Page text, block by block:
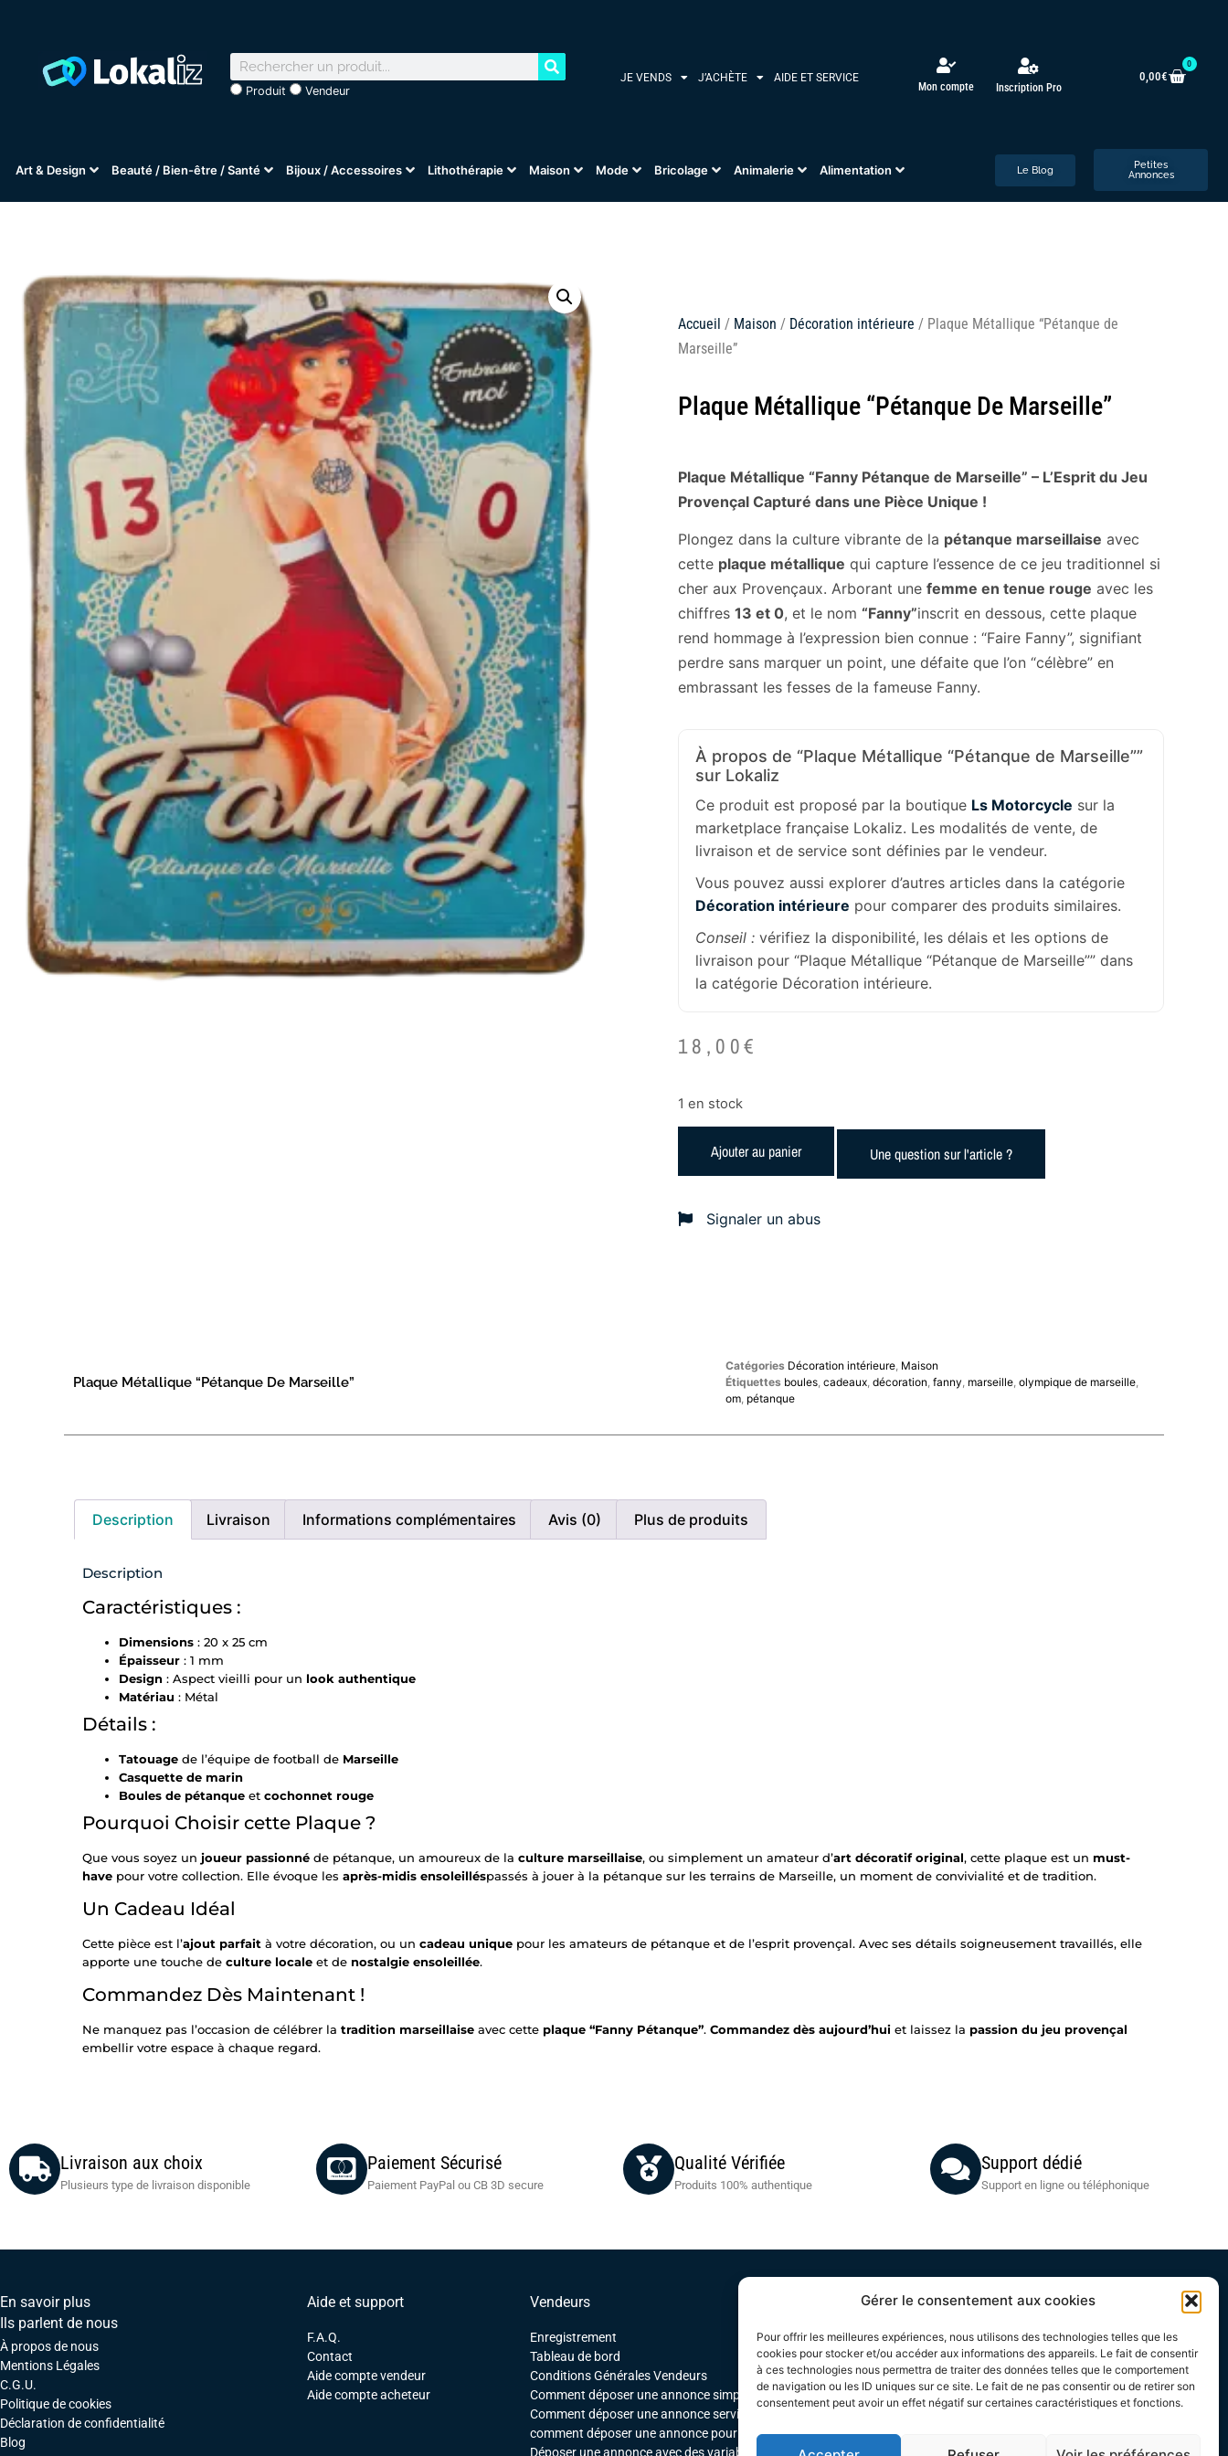
Gérer le consentement aux cookies
Pour offrir les meilleures expériences, nous utilisons des technologies telles que les
cookies pour stocker et/ou accéder aux informations des appareils. Le fait de consentir
à ces technologies nous permettra de traiter des données telles que le comportement
de navigation ou les ID uniques sur ce site. Le fait de ne pas consentir ou de retirer son
consentement peut avoir un effet négatif sur certaines caractéristiques et fonctions.
Produit Vendeur
JE VENDS J’ACHÈTE AIDE ET SERVICE
Mon compte Inscription Pro
0,00€
0
Art & Design Beauté / Bien-être / Santé Bijoux / Accessoires Lithothérapie Maison Mode Bricolage Animalerie Alimentation Le Blog
Petites
Annonces
Accueil / Maison / Décoration intérieure / Plaque Métallique “Pétanque de
Marseille”
Plaque Métallique “Pétanque De Marseille”
Plaque Métallique “Fanny Pétanque de Marseille” – L’Esprit du Jeu
Provençal Capturé dans une Pièce Unique !
Plongez dans la culture vibrante de la pétanque marseillaise avec
cette plaque métallique qui capture l’essence de ce jeu traditionnel si
cher aux Provençaux. Arborant une femme en tenue rouge avec les
chiffres 13 et 0, et le nom “Fanny”inscrit en dessous, cette plaque
rend hommage à l’expression bien connue : “Faire Fanny”, signifiant
perdre sans marquer un point, une défaite que l’on “célèbre” en
embrassant les fesses de la fameuse Fanny.
À propos de “Plaque Métallique “Pétanque de Marseille””
sur Lokaliz
Ce produit est proposé par la boutique Ls Motorcycle sur la
marketplace française Lokaliz. Les modalités de vente, de
livraison et de service sont définies par le vendeur.
Vous pouvez aussi explorer d’autres articles dans la catégorie
Décoration intérieure pour comparer des produits similaires.
Conseil : vérifiez la disponibilité, les délais et les options de
livraison pour “Plaque Métallique “Pétanque de Marseille”” dans
la catégorie Décoration intérieure.
18,00€
1 en stock
Ajouter au panier Une question sur l'article ?
Signaler un abus
Plaque Métallique “Pétanque De Marseille”
Catégories Décoration intérieure, Maison
Étiquettes boules, cadeaux, décoration, fanny, marseille, olympique de marseille,
om, pétanque
Description Livraison Informations complémentaires Avis (0) Plus de produits
Description
Caractéristiques :
Dimensions : 20 x 25 cm
Épaisseur : 1 mm
Design : Aspect vieilli pour un look authentique
Matériau : Métal
Détails :
Tatouage de l’équipe de football de Marseille
Casquette de marin
Boules de pétanque et cochonnet rouge
Pourquoi Choisir cette Plaque ?
Que vous soyez un joueur passionné de pétanque, un amoureux de la culture marseillaise, ou simplement un amateur d’art décoratif original, cette plaque est un must-
have pour votre collection. Elle évoque les après-midis ensoleilléspassés à jouer à la pétanque sur les terrains de Marseille, un moment de convivialité et de tradition.
Un Cadeau Idéal
Cette pièce est l’ajout parfait à votre décoration, ou un cadeau unique pour les amateurs de pétanque et de l’esprit provençal. Avec ses détails soigneusement travaillés, elle
apporte une touche de culture locale et de nostalgie ensoleillée.
Commandez Dès Maintenant !
Ne manquez pas l’occasion de célébrer la tradition marseillaise avec cette plaque “Fanny Pétanque”. Commandez dès aujourd’hui et laissez la passion du jeu provençal
embellir votre espace à chaque regard.
Livraison aux choix
Plusieurs type de livraison disponible
Paiement Sécurisé
Paiement PayPal ou CB 3D secure
Qualité Vérifiée
Produits 100% authentique
Support dédié
Support en ligne ou téléphonique
En savoir plus
Ils parlent de nous
À propos de nous
Mentions Légales
C.G.U.
Politique de cookies
Déclaration de confidentialité
Blog
Aide et support
F.A.Q.
Contact
Aide compte vendeur
Aide compte acheteur
Vendeurs
Enregistrement
Tableau de bord
Conditions Générales Vendeurs
Comment déposer une annonce simple
Comment déposer une annonce service
comment déposer une annonce pour un produit téléchargeable
Déposer une annonce avec des variables
Acheteurs
Mon compte
Mes commandes
Conditions Générales Acheteurs